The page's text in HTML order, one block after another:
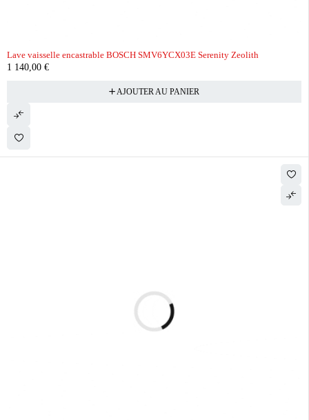
Lave vaisselle encastrable BOSCH SMV6YCX03E Serenity Zeolith
1 140,00 €
AJOUTER AU PANIER